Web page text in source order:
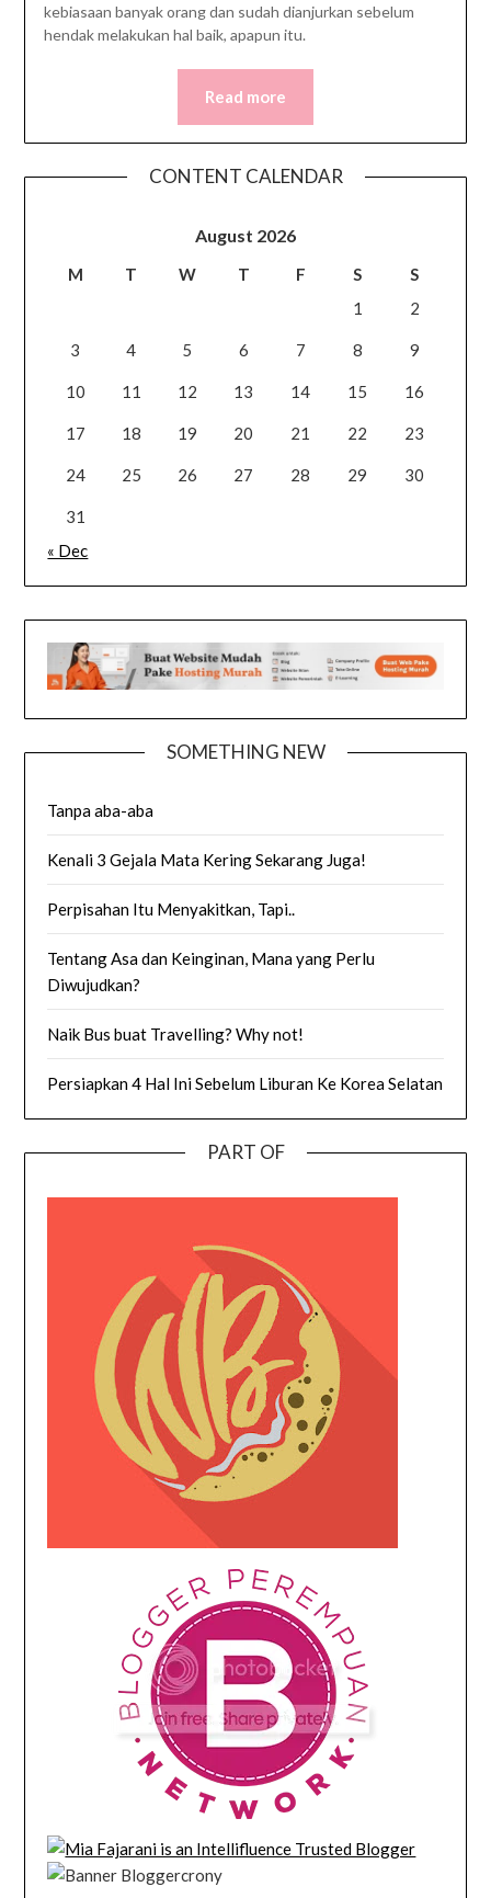
kebiasaan banyak orang dan sudah dianjurkan sebelum
hendak melakukan hal baik, apapun itu.
Read more
CONTENT CALENDAR
August 2026
M T W T F S
S
1
2
3 4 5 6 7 8 9
10 11 12 13 14 15 16
17 18 19 20 21 22 23
24 25 26 27 28 29 30
31
« Dec
SOMETHING NEW
Tanpa aba-aba
Kenali 3 Gejala Mata Kering Sekarang Juga!
Perpisahan Itu Menyakitkan, Tapi..
Tentang Asa dan Keinginan, Mana yang Perlu
Diwujudkan?
Naik Bus buat Travelling? Why not!
Persiapkan 4 Hal Ini Sebelum Liburan Ke Korea Selatan
PART OF